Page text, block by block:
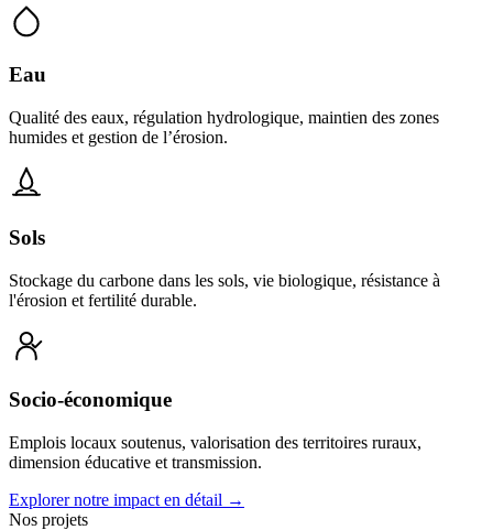
Eau
Qualité des eaux, régulation hydrologique, maintien des zones
humides et gestion de l’érosion.
Sols
Stockage du carbone dans les sols, vie biologique, résistance à
l'érosion et fertilité durable.
Socio-économique
Emplois locaux soutenus, valorisation des territoires ruraux,
dimension éducative et transmission.
Explorer notre impact en détail →
Nos projets